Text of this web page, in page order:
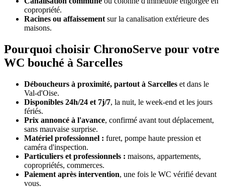
copropriété.
Racines ou affaissement sur la canalisation extérieure des
maisons.
Pourquoi choisir ChronoServe pour votre
WC bouché à Sarcelles
Déboucheurs à proximité, partout à Sarcelles et dans le
Val-d'Oise.
Disponibles 24h/24 et 7j/7, la nuit, le week-end et les jours
fériés.
Prix annoncé à l'avance, confirmé avant tout déplacement,
sans mauvaise surprise.
Matériel professionnel : furet, pompe haute pression et
caméra d'inspection.
Particuliers et professionnels : maisons, appartements,
copropriétés, commerces.
Paiement après intervention, une fois le WC vérifié devant
vous.